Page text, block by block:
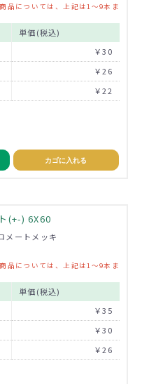
品については、上記は1～9本ま
単価(税込)
￥30
￥26
￥22
カゴに入れる
(+-) 6X60
メートメッキ
品については、上記は1～9本ま
単価(税込)
￥35
￥30
￥26